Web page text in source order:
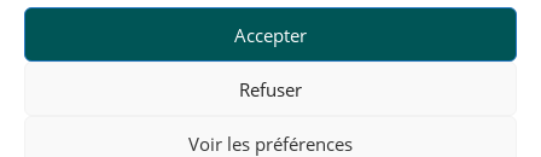
Accepter
Refuser
Voir les préférences